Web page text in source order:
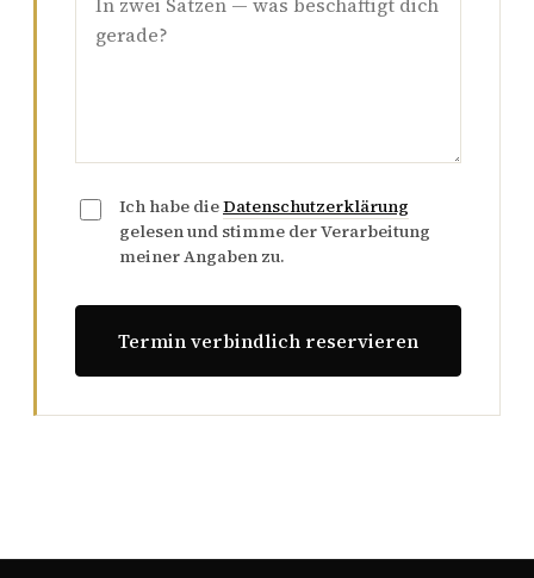
Ich habe dieDatenschutzerklärung
gelesen und stimme der Verarbeitung
meiner Angaben zu.
Termin verbindlich reservieren